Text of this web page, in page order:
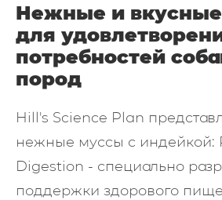
Нежные и
для
потребностей
пород
Hill's Science Plan
нежные муссы с индейкой:
Digestion - специально
поддержки здорового